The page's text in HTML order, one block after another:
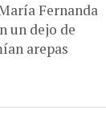
Fernanda
un dejo de
arepas